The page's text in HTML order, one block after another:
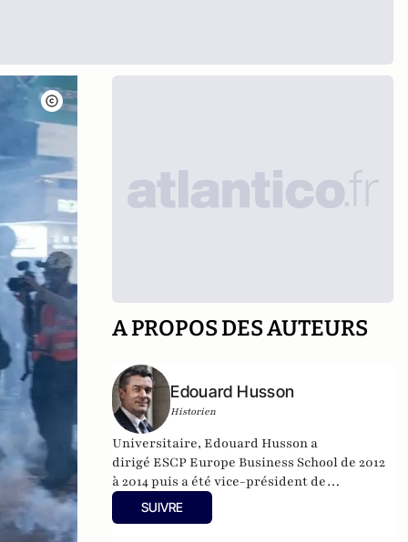
A PROPOS DES AUTEURS
Edouard Husson
Historien
Universitaire, Edouard Husson a
dirigéESCP Europe Business School de 2012
à 2014puis a été vice-président de
l’Université Paris Sciences & Lettres (
Il est actuellement professeur à l’Institut
SUIVRE